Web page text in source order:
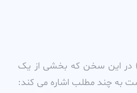
در اين سخن که بخشى از يک
به چند مطلب اشاره مى کند: